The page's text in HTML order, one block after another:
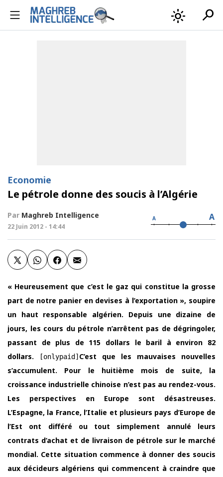
light_mode search
Economie
Le pétrole donne des soucis à l’Algérie
Par Maghreb Intelligence
22 Juin 2012 - 14:44
A A
« Heureusement que c’est le gaz qui constitue la grosse
part de notre panier en devises à l’exportation », soupire
un haut responsable algérien. Depuis une dizaine de
jours, les cours du pétrole n’arrêtent pas de dégringoler,
passant de plus de 115 dollars le baril à environ 82
dollars.
[onlypaid] C’est que les mauvaises nouvelles
s’accumulent. Pour le huitième mois de suite, la
croissance industrielle chinoise n’est pas au rendez-vous.
Les perspectives en Europe sont désastreuses.
L’Espagne, la France, l’Italie et plusieurs pays d’Europe de
l’Est ont différé ou tout simplement annulé leurs
contrats d’achat et de livraison de pétrole sur le marché
mondial. Cette situation commence à donner des soucis
aux décideurs algériens qui commencent à craindre que